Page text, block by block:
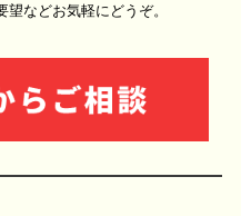
などお気軽にどうぞ。